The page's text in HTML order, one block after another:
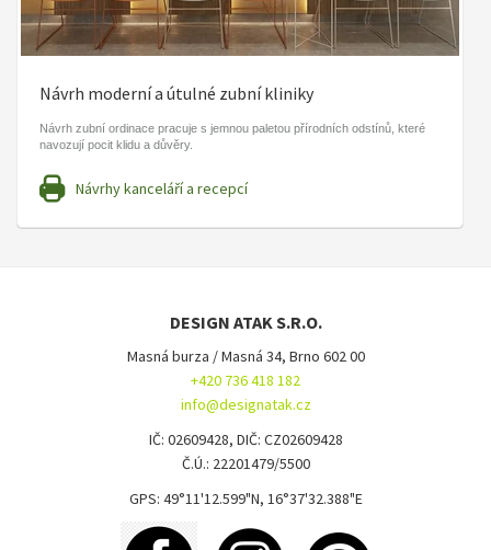
Návrh moderní a útulné zubní kliniky
Návrh zubní ordinace pracuje s jemnou paletou přírodních odstínů, které
navozují pocit klidu a důvěry.
Návrhy kanceláří a recepcí
DESIGN ATAK S.R.O.
Masná burza / Masná 34, Brno 602 00
+420 736 418 182
info@designatak.cz
IČ: 02609428, DIČ: CZ02609428
Č.Ú.: 22201479/5500
GPS: 49°11'12.599"N, 16°37'32.388"E